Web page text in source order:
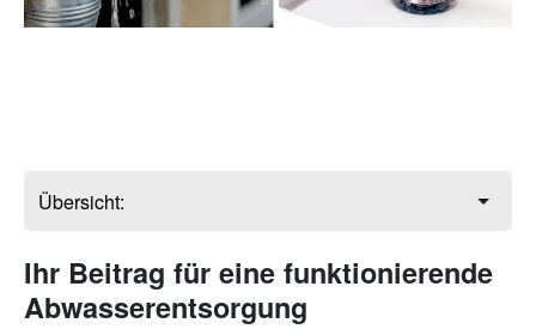
Ihr Beitrag für eine funktionierende
Abwasserentsorgung